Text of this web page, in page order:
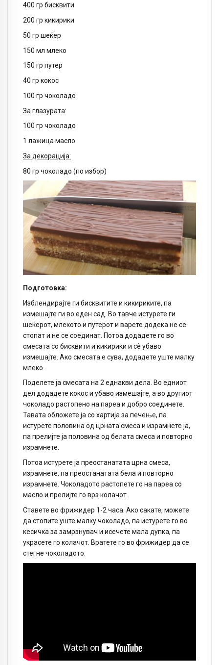
400 гр бисквити
200 гр кикирики
50 гр шеќер
150 мл млеко
150 гр путер
40 гр кокос
100 гр чоколадо
За глазурата:
100 гр чоколадо
1 лажица масло
За декорација:
80 гр чоколадо (по избор)
Подготовка:
Изблендирајте ги бисквитите и кикириките, па
измешајте ги во еден сад. Во тавче истурете ги
шеќерот, млекото и путерот и варете додека не се
стопат и не се соединат. Потоа додадете го во
смесата со бисквити и кикирики и сè убаво
измешајте. Ако смесата е сува, додадете уште малку
млеко.
Поделете ја смесата на 2 еднакви дела. Во едниот
дел додадете кокос и убаво измешајте, а во другиот
чоколадо растопено на пареа и добро соединете.
Тавата обложете ја со хартија за печење, па
истурете половина од црната смеса и израмнете ја,
па прелијте ја половина од белата смеса и повторно
израмнете.
Потоа истурете ја преостанатата црна смеса,
израмнете, па преостанатата бела и повторно
израмнете. Чоколадото растопете го на пареа со
масло и прелијте го врз колачот.
Ставете во фрижидер 1-2 часа. Ако сакате, можете
да стопите уште малку чоколадо, па истурете го во
кесичка за замрзнувач и исечете мала дупка, па
украсете го колачот. Вратете го во фрижидер да се
стегне чоколадото.